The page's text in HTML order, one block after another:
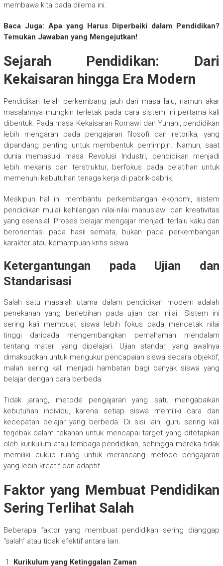
membawa kita pada dilema ini.
Baca Juga: Apa yang Harus Diperbaiki dalam Pendidikan?
Temukan Jawaban yang Mengejutkan!
Sejarah Pendidikan: Dari
Kekaisaran hingga Era Modern
Pendidikan telah berkembang jauh dari masa lalu, namun akar
masalahnya mungkin terletak pada cara sistem ini pertama kali
dibentuk. Pada masa Kekaisaran Romawi dan Yunani, pendidikan
lebih mengarah pada pengajaran filosofi dan retorika, yang
dipandang penting untuk membentuk pemimpin. Namun, saat
dunia memasuki masa Revolusi Industri, pendidikan menjadi
lebih mekanis dan terstruktur, berfokus pada pelatihan untuk
memenuhi kebutuhan tenaga kerja di pabrik-pabrik.
Meskipun hal ini membantu perkembangan ekonomi, sistem
pendidikan mulai kehilangan nilai-nilai manusiawi dan kreativitas
yang esensial. Proses belajar mengajar menjadi terlalu kaku dan
berorientasi pada hasil semata, bukan pada perkembangan
karakter atau kemampuan kritis siswa.
Ketergantungan pada Ujian dan
Standarisasi
Salah satu masalah utama dalam pendidikan modern adalah
penekanan yang berlebihan pada ujian dan nilai. Sistem ini
sering kali membuat siswa lebih fokus pada mencetak nilai
tinggi daripada mengembangkan pemahaman mendalam
tentang materi yang dipelajari. Ujian standar, yang awalnya
dimaksudkan untuk mengukur pencapaian siswa secara objektif,
malah sering kali menjadi hambatan bagi banyak siswa yang
belajar dengan cara berbeda.
Tidak jarang, metode pengajaran yang satu mengabaikan
kebutuhan individu, karena setiap siswa memiliki cara dan
kecepatan belajar yang berbeda. Di sisi lain, guru sering kali
terjebak dalam tekanan untuk mencapai target yang ditetapkan
oleh kurikulum atau lembaga pendidikan, sehingga mereka tidak
memiliki cukup ruang untuk merancang metode pengajaran
yang lebih kreatif dan adaptif.
Faktor yang Membuat Pendidikan
Sering Terlihat Salah
Beberapa faktor yang membuat pendidikan sering dianggap
“salah” atau tidak efektif antara lain:
Kurikulum yang Ketinggalan Zaman